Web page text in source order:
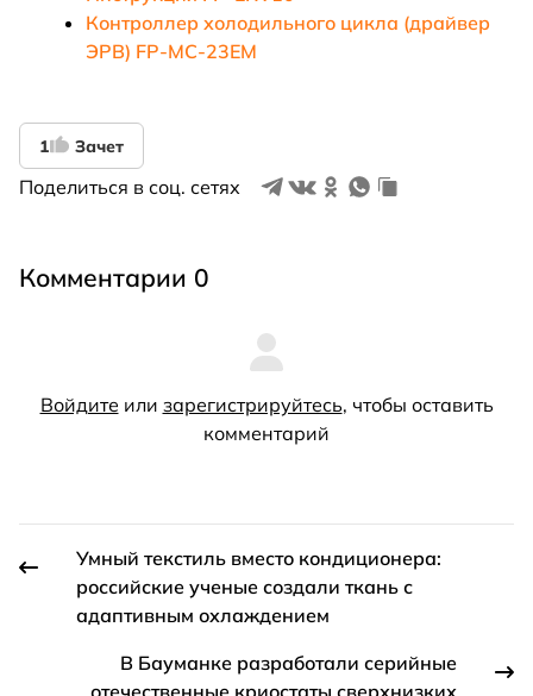
Контроллер холодильного цикла (драйвер
ЭРВ) FP-MC-23EM
1 Зачет
Поделиться в соц. сетях
Комментарии 0
Войдите или зарегистрируйтесь, чтобы оставить
комментарий
Умный текстиль вместо кондиционера:
российские ученые создали ткань с
адаптивным охлаждением
В Бауманке разработали серийные